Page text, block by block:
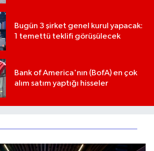
Bugün 3 şirket genel kurul yapacak:
1 temettü teklifi görüşülecek
Bank of America'nın (BofA) en çok
alım satım yaptığı hisseler